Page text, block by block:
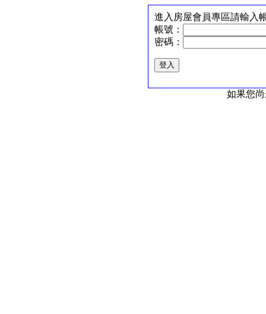
進入房屋會員專區請輸入
帳號：
密碼：
如果您